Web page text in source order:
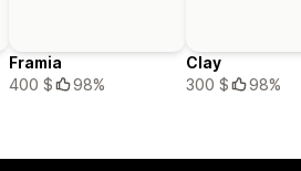
Framia
400 $
98%
Clay
300 $
98%